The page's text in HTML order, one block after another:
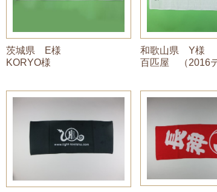
茨城県 E様
KORYO様
和歌山県 Y様
百匹屋 （2016